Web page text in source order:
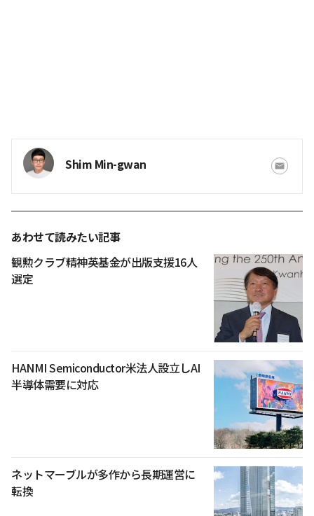
Shim Min-gwan
あわせて読みたい記事
観勲クラブ精神英基金が出版支援16人
選定
HANMI Semiconductor米法人設立しAI
半導体需要に対応
ネットマーブルが多作から長期運営に
転換